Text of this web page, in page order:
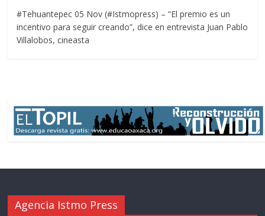
#Tehuantepec 05 Nov (#Istmopress) – “El premio es un
incentivo para seguir creando”, dice en entrevista Juan Pablo
Villalobos, cineasta
Agencia Istmo Press